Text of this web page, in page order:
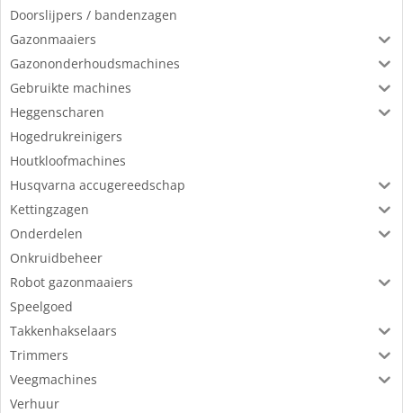
Doorslijpers / bandenzagen
Gazonmaaiers
Gazononderhoudsmachines
Gebruikte machines
Heggenscharen
Hogedrukreinigers
Houtkloofmachines
Husqvarna accugereedschap
Kettingzagen
Onderdelen
Onkruidbeheer
Robot gazonmaaiers
Speelgoed
Takkenhakselaars
Trimmers
Veegmachines
Verhuur